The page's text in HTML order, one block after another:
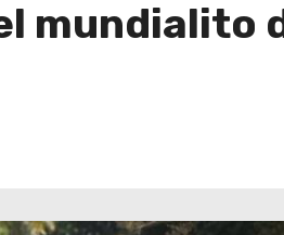
mundialito